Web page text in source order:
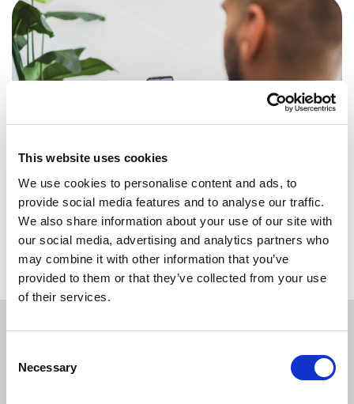
This website uses cookies
We use cookies to personalise content and ads, to
provide social media features and to analyse our traffic.
We also share information about your use of our site with
our social media, advertising and analytics partners who
may combine it with other information that you’ve
provided to them or that they’ve collected from your use
of their services.
Selection
Necessary
Terug naar overzicht
SOLLICITEER